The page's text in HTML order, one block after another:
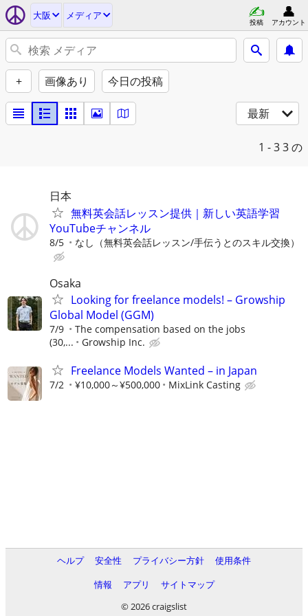
大阪 メディア
投稿 アカウント
+ 画像あり 今日の投稿
最新
1 - 33 の
日本
無料英会話レッスン提供｜新しい英語学習
YouTubeチャンネル
8/5 なし（無料英会話レッスン/手伝うとのスキル交換）
Osaka
Looking for freelance models! – Growship
Global Model (GGM)
7/9
The compensation based on the jobs
(30,...
Growship Inc.
Freelance Models Wanted – in Japan
7/2 ¥10,000～¥500,000 MixLink Casting
ヘルプ 安全性 プライバシー方針
使用条件
情報
アプリ
サイトマップ
© 2026 craigslist